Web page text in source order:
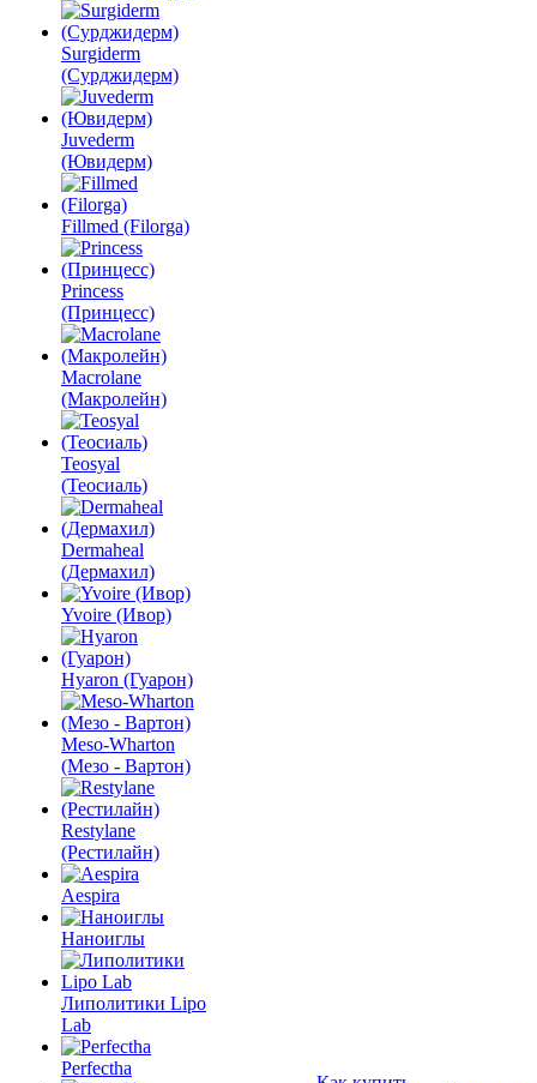
Surgiderm
(Сурджидерм)
Juvederm
(Ювидерм)
Fillmed (Filorga)
Princess
(Принцесс)
Macrolane
(Макролейн)
Teosyal
(Теосиаль)
Dermaheal
(Дермахил)
Yvoire (Ивор)
Hyaron (Гуарон)
Meso-Wharton
(Мезо - Вартон)
Restylane
(Рестилайн)
Aespira
Наноиглы
Липолитики Lipo
Lab
Perfectha